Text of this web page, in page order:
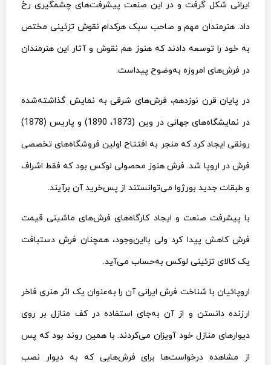
ایرانی شکل گرفت و در این صنعت پیشرفت‌های چشمگیری رخ
داد. هنرمندان مهم و صاحب سبک هرکدام نقوش تزئینی مختص
به خود را توسعه دادند که هنوز هم نقوش و آثار این هنرمندان
در فرش‌های امروزه به‌وضوح پیداست.
در پایان قرن نوزدهم، فرش‌های شرقی به نمایش گذاشته‌شده
در نمایشگاه‌های جهانی در وین (1873، 1890) و پاریس (1878)
رونقی ایجاد کرد که منجر به افتتاح اولین فروشگاه‌های تخصصی
فرش در اروپا شد. فرش هنوز محصولی لوکس بود که فقط اشراف
و طبقات جدید بورژوا می‌توانستند از پس‌خرید آن برآیند.
با پیشرفت صنعت و ایجاد کارگاه‌های فرش‌های ماشینی قیمت
فرش کاهش پیدا کرد ولی بااین‌وجود، همچنان فرش دستبافت
یک کالای تزئینی لوکس به‌حساب می‌آید.
اروپائیان با شناخت فرش ایرانی آن را به‌عنوان یک اثر هنری فاخر
ارزنده دانستن و از آن به‌جای استفاده در کف منازل بر روی
دیوارهای منازل خود آویزان می‌کردند. با همین روند بود که پس
از مشاهده درخواست‌ها برای فرش‌هایی که به دیوار نصب